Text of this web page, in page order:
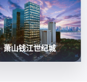
萧山钱江世纪城